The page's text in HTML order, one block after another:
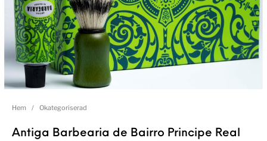
Hem / Okategoriserad
Antiga Barbearia de Bairro Principe Real